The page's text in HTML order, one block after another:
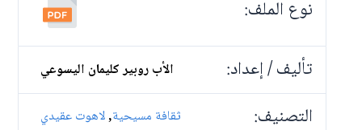
نوع الملف:
تأليف / إعداد:
الأب روبير كليمان اليسوعي
التصنيف: ثقافة مسيحية,لاهوت عقيدي